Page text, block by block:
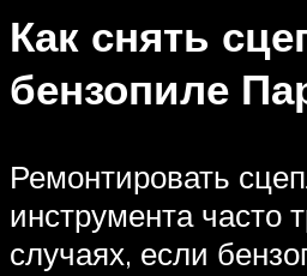
Как снять
бензопиле
Ремонтировать
инструмента часто
случаях, если